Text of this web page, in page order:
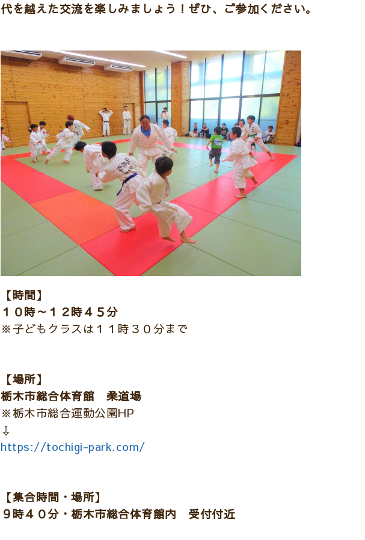
代を越えた交流を楽しみましょう！ぜひ、ご参加ください。
【時間】
１０時～１２時４５分
※子どもクラスは１１時３０分まで
【場所】
栃木市総合体育館 柔道場
※栃木市総合運動公園HP
⇩
https://tochigi-park.com/
【集合時間・場所】
９時４０分・栃木市総合体育館内 受付付近